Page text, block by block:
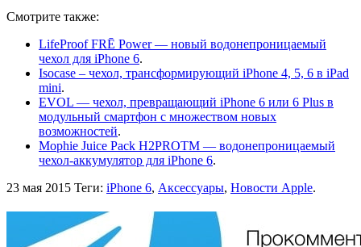
Смотрите также:
LifeProof FRĒ Power — новый водонепроницаемый
чехол для iPhone 6.
Isocase – чехол, трансформирующий iPhone 4, 5, 6 в iPad
mini.
EVOL — чехол, превращающий iPhone 6 или 6 Plus в
модульный смартфон с множеством новых
возможностей.
Mophie Juice Pack H2PROTM — водонепроницаемый
чехол-аккумулятор для iPhone 6.
23 мая 2015 Теги: iPhone 6, Аксессуары, Новости Apple.